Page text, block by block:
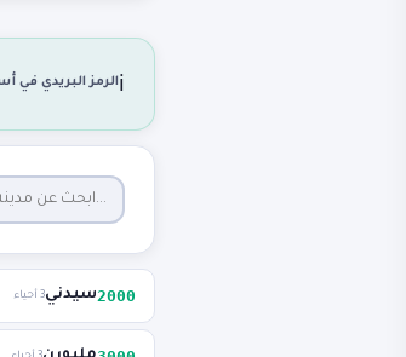
ℹ️الرمز البريدي في
2000سيدني3 أحياء